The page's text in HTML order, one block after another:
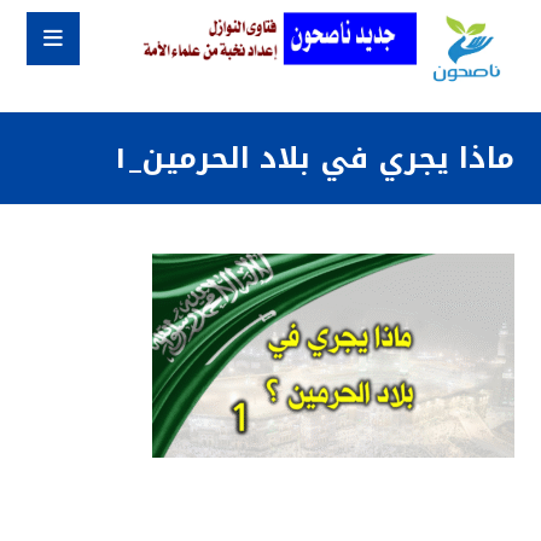
ماذا يجري في بلاد الحرمين_١